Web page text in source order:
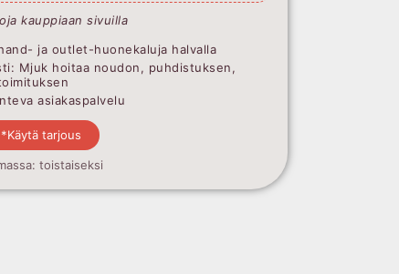
kauppiaan sivuilla
ja outlet-huonekaluja halvalla
Mjuk hoitaa noudon, puhdistuksen,
asiakaspalvelu
*Käytä tarjous
toistaiseksi